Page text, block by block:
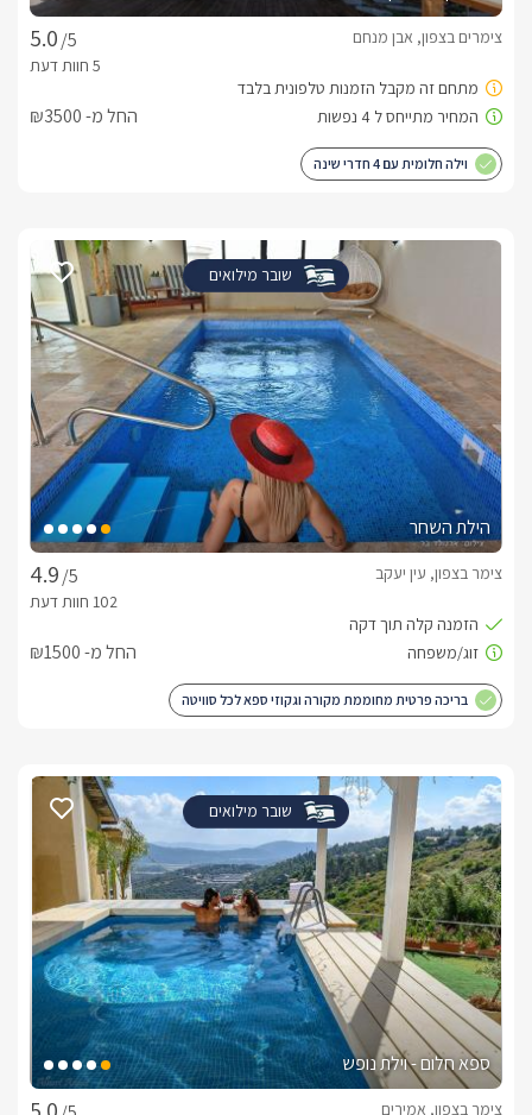
/5
צימרים בצפון, אבן מנחם
החל מ- ₪3500
וילה חלומית עם 4 חדרי שינה
שובר מילואים
הילת השחר
/5
צימר בצפון, עין יעקב
החל מ- ₪1500
בריכה פרטית מחוממת מקורה וגקוזי ספא לכל סוויטה
שובר מילואים
ספא חלום - וילת נופש
צימר בצפון, אמירים